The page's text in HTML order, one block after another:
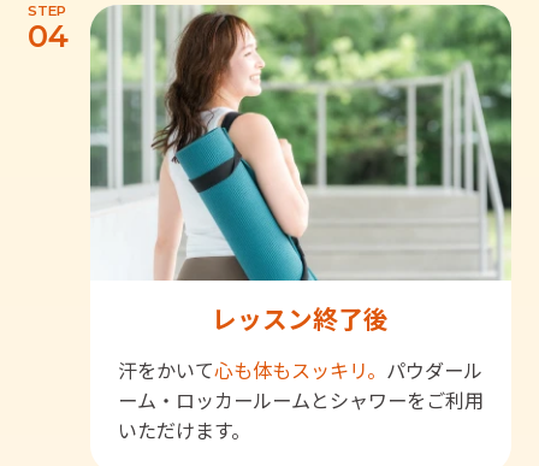
STEP
04
レッスン終了後
汗をかいて心も体もスッキリ。 パウダール
ーム・ロッカールームとシャワーをご利用
いただけます。